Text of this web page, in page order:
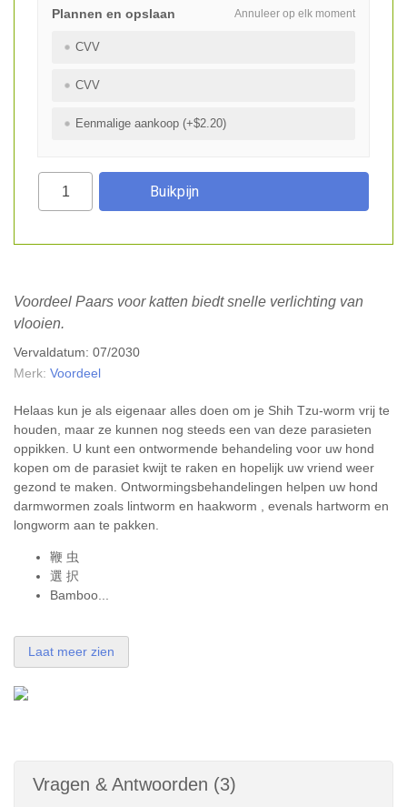
Annuleer op elk moment
Plannen en opslaan
CVV
CVV
Eenmalige aankoop (+$2.20)
Voordeel Paars voor katten biedt snelle verlichting van
vlooien.
Vervaldatum: 07/2030
Merk: Voordeel
Helaas kun je als eigenaar alles doen om je Shih Tzu-worm vrij te
houden, maar ze kunnen nog steeds een van deze parasieten
oppikken. U kunt een ontwormende behandeling voor uw hond
kopen om de parasiet kwijt te raken en hopelijk uw vriend weer
gezond te maken. Ontwormingsbehandelingen helpen uw hond
darmwormen zoals lintworm en haakworm , evenals hartworm en
longworm aan te pakken.
鞭 虫
選 択
Bamboo...
Laat meer zien
Vragen & Antwoorden (3)